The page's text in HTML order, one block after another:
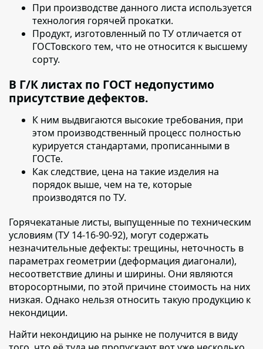
При производстве данного листа используется
технология горячей прокатки.
Продукт, изготовленный по ТУ отличается от
ГОСТовского тем, что не относится к высшему
сорту.
В Г/К листах по ГОСТ недопустимо
присутствие дефектов.
К ним выдвигаются высокие требования, при
этом производственный процесс полностью
курируется стандартами, прописанными в
ГОСТе.
Как следствие, цена на такие изделия на
порядок выше, чем на те, которые
производятся по ТУ.
Горячекатаные листы, выпущенные по техническим
условиям (ТУ 14-16-90-92), могут содержать
незначительные дефекты: трещины, неточность в
параметрах геометрии (деформация диагонали),
несоответствие длины и ширины. Они являются
второсортными, по этой причине стоимость на них
низкая. Однако нельзя относить такую продукцию к
некондиции.
Найти некондицию на рынке не получится в виду